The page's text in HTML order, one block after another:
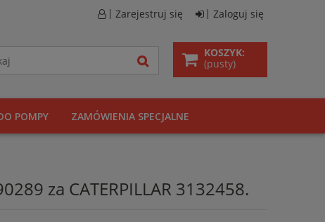
Zarejestruj się Zaloguj się
KOSZYK:
(pusty)
POMPY ZAMÓWIENIA SPECJALNE
za CATERPILLAR 3132458.